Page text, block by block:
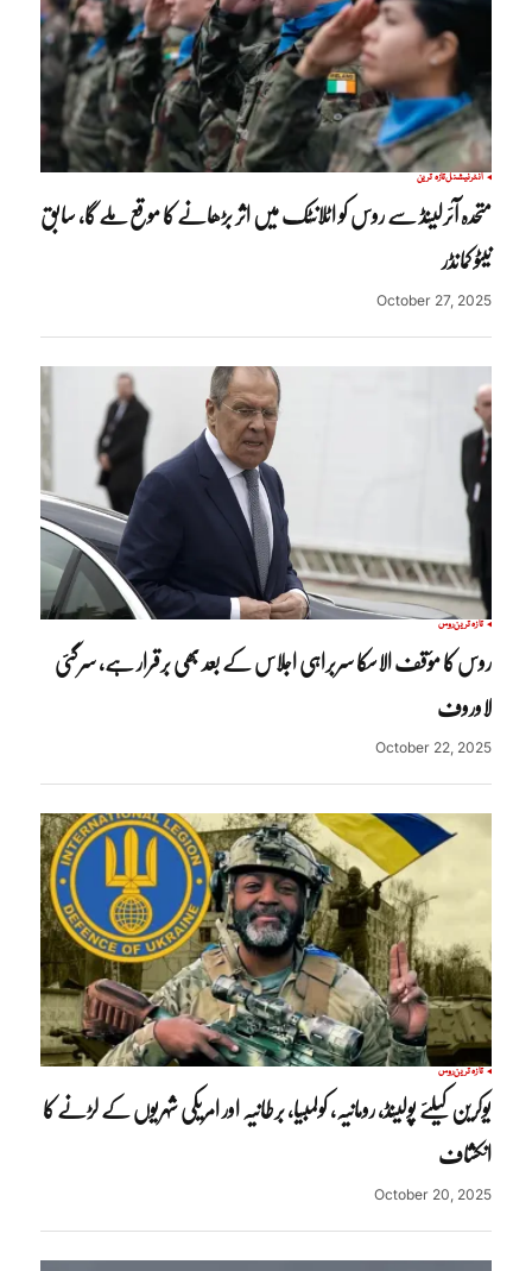
انٹرنیشنلتازہ ترین
متحدہ آئرلینڈ سے روس کو اٹلانٹک میں اثر بڑھانے کا موقع ملے گا، سابق
نیٹو کمانڈر
October 27, 2025
تازہ ترینروس
روس کا مؤقف الاسکا سربراہی اجلاس کے بعد بھی برقرار ہے، سرگئی
لاوروف
October 22, 2025
تازہ ترینروس
یوکرین کیلئے پولینڈ، رومانیہ، کولمبیا، برطانیہ اور امریکی شہریوں کے لڑنے کا
انکشاف
October 20, 2025